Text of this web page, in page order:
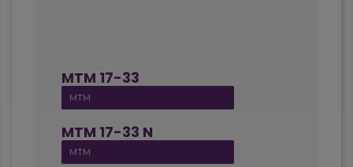
MTM 17-33
MTM
MTM 17-33 N
MTM